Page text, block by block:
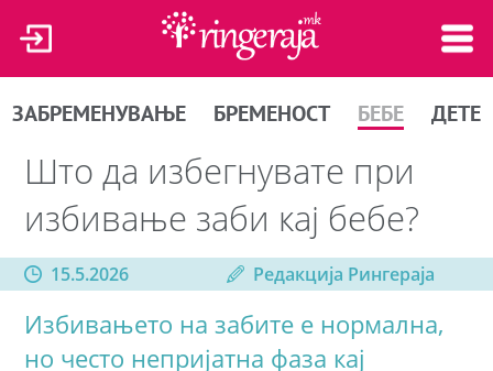
ЗАБРЕМЕНУВАЊЕ БРЕМЕНОСТ БЕБЕ ДЕТЕ
Што да избегнувате при
избивање заби кај бебе?
15.5.2026 Редакција Рингераја
Избивањето на забите е нормална,
но често непријатна фаза кај